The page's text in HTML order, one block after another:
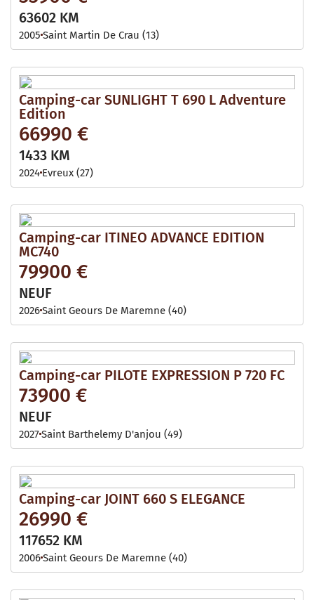
63602 KM
2005 Saint Martin De Crau (13)
Camping-car SUNLIGHT T 690 L Adventure
Edition
66990 €
1433 KM
2024 Evreux (27)
Camping-car ITINEO ADVANCE EDITION
MC740
79900 €
NEUF
2026Saint Geours De Maremne (40)
Camping-car PILOTE EXPRESSION P 720 FC
73900 €
NEUF
2027Saint Barthelemy D'anjou (49)
Camping-car JOINT 660 S ELEGANCE
26990 €
117652 KM
2006Saint Geours De Maremne (40)